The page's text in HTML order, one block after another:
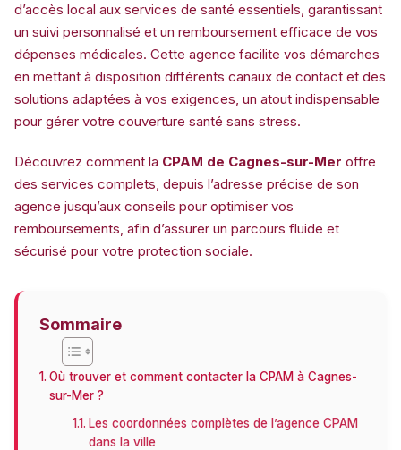
d’accès local aux services de santé essentiels, garantissant
un suivi personnalisé et un remboursement efficace de vos
dépenses médicales. Cette agence facilite vos démarches
en mettant à disposition différents canaux de contact et des
solutions adaptées à vos exigences, un atout indispensable
pour gérer votre couverture santé sans stress.
Découvrez comment la CPAM de Cagnes-sur-Mer offre
des services complets, depuis l’adresse précise de son
agence jusqu’aux conseils pour optimiser vos
remboursements, afin d’assurer un parcours fluide et
sécurisé pour votre protection sociale.
Sommaire
Où trouver et comment contacter la CPAM à Cagnes-
sur-Mer ?
Les coordonnées complètes de l’agence CPAM
dans la ville